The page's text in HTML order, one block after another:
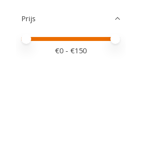
Prijs
Minimale prijswaarde
Price maximum value
€0 - €150